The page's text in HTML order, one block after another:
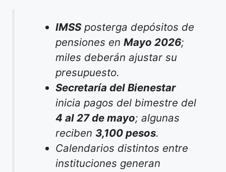
IMSS posterga depósitos de
pensiones enMayo 2026;
miles deberán ajustar su
presupuesto.
Secretaría del Bienestar
inicia pagos del bimestre del
4 al 27 de mayo; algunas
reciben 3,100 pesos.
Calendarios distintos entre
instituciones generan